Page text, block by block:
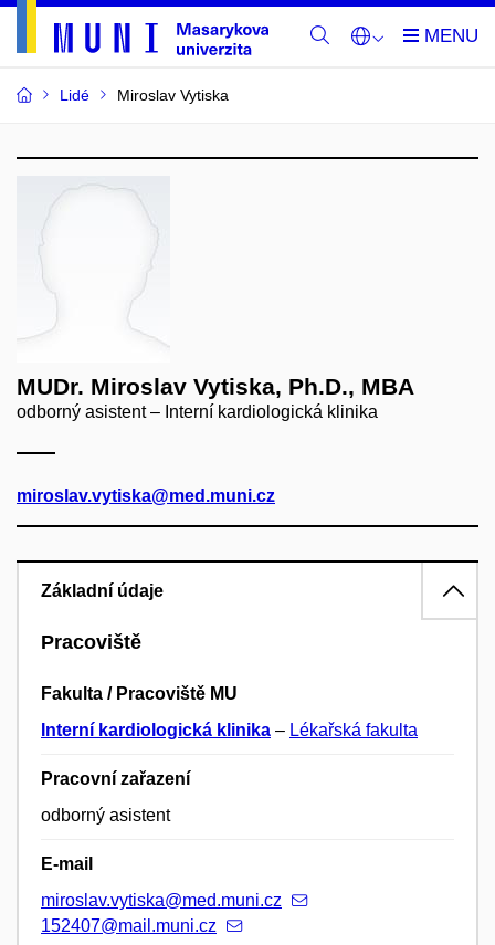
Lidé Miroslav Vytiska
MUDr. Miroslav Vytiska, Ph.D., MBA
odborný asistent – Interní kardiologická klinika
miroslav.vytiska@med.muni.cz
Základní údaje
Pracoviště
Fakulta / Pracoviště MU
Interní kardiologická klinika – Lékařská fakulta
Pracovní zařazení
odborný asistent
E-mail
miroslav.vytiska@med.muni.cz
152407@mail.muni.cz